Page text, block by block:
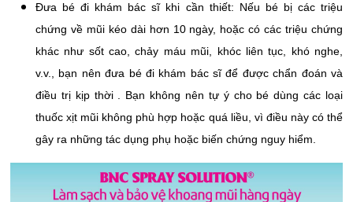
Đưa bé đi khám bác sĩ khi cần thiết: Nếu bé bị các triệu
chứng về mũi kéo dài hơn 10 ngày, hoặc có các triệu chứng
khác như sốt cao, chảy máu mũi, khóc liên tục, khó nghe,
v.v., bạn nên đưa bé đi khám bác sĩ để được chẩn đoán và
điều trị kịp thời . Bạn không nên tự ý cho bé dùng các loại
thuốc xịt mũi không phù hợp hoặc quá liều, vì điều này có thể
gây ra những tác dụng phụ hoặc biến chứng nguy hiểm.